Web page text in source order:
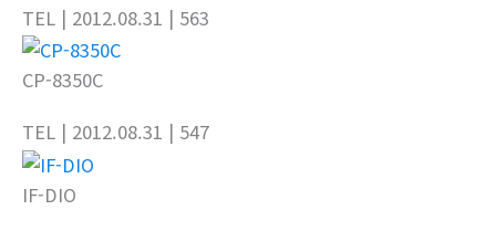
TEL | 2012.08.31 | 563
CP-8350C
TEL | 2012.08.31 | 547
IF-DIO